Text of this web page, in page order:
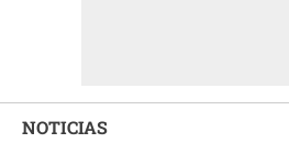
NOTICIAS